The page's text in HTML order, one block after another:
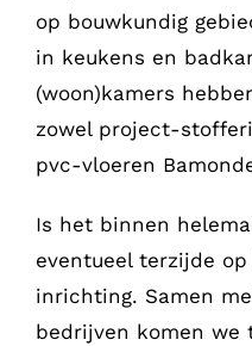
op bouwkundig
in keukens en
(woon)kamers
zowel project-
pvc-vloeren
Is het binnen
eventueel terzijde
inrichting. Samen
bedrijven komen we